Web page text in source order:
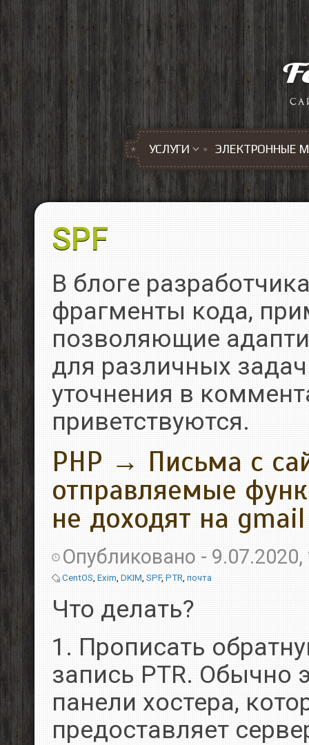
Перейти к основному содержанию
УСЛУГИ ЭЛЕКТРОННЫЕ
SPF
В блоге
фрагменты кода,
позволяющие
для различных
уточнения в
приветствуются.
PHP → Письма с
отправляемые
не доходят на gmail
Опубликовано - 9.07.2020,
CentOS, Exim, DKIM, SPF, PTR, почта
Что делать?
1. Прописать
запись PTR. Обычно
панели хостера,
предоставляет